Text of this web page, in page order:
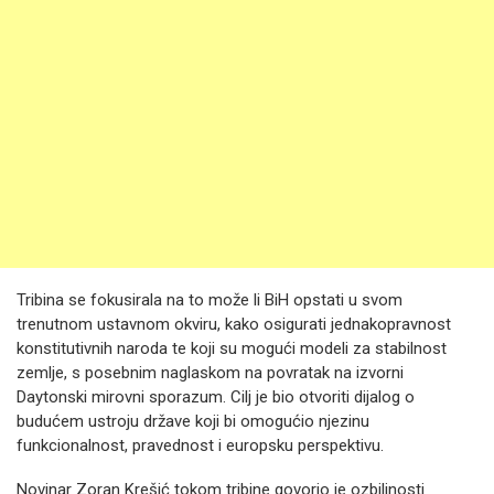
Tribina se fokusirala na to može li BiH opstati u svom
trenutnom ustavnom okviru, kako osigurati jednakopravnost
konstitutivnih naroda te koji su mogući modeli za stabilnost
zemlje, s posebnim naglaskom na povratak na izvorni
Daytonski mirovni sporazum. Cilj je bio otvoriti dijalog o
budućem ustroju države koji bi omogućio njezinu
funkcionalnost, pravednost i europsku perspektivu.
Novinar Zoran Krešić tokom tribine govorio je ozbiljnosti